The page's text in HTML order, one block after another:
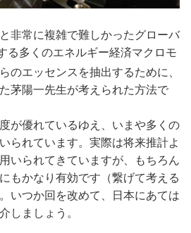
非常に複雑で難しかったグローバ
る多くのエネルギー経済マクロモ
のエッセンスを抽出するために、
茅陽一先生が考えられた方法で
が優れているゆえ、いまや多くの
られています。実際は将来推計よ
いられてきていますが、もちろん
もかなり有効です（繋げて考える
いつか回を改めて、日本にあては
しましょう。